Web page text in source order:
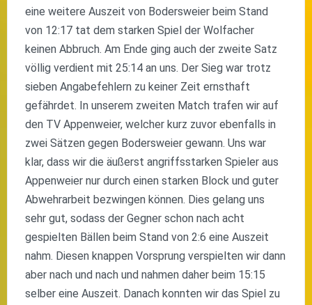
eine weitere Auszeit von Bodersweier beim Stand
von 12:17 tat dem starken Spiel der Wolfacher
keinen Abbruch. Am Ende ging auch der zweite Satz
völlig verdient mit 25:14 an uns. Der Sieg war trotz
sieben Angabefehlern zu keiner Zeit ernsthaft
gefährdet. In unserem zweiten Match trafen wir auf
den TV Appenweier, welcher kurz zuvor ebenfalls in
zwei Sätzen gegen Bodersweier gewann. Uns war
klar, dass wir die äußerst angriffsstarken Spieler aus
Appenweier nur durch einen starken Block und guter
Abwehrarbeit bezwingen können. Dies gelang uns
sehr gut, sodass der Gegner schon nach acht
gespielten Bällen beim Stand von 2:6 eine Auszeit
nahm. Diesen knappen Vorsprung verspielten wir dann
aber nach und nach und nahmen daher beim 15:15
selber eine Auszeit. Danach konnten wir das Spiel zu